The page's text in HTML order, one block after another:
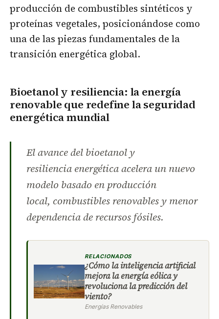
producción de combustibles sintéticos y
proteínas vegetales, posicionándose como
una de las piezas fundamentales de la
transición energética global.
Bioetanol y resiliencia: la energía
renovable que redefine la seguridad
energética mundial
El avance del bioetanol y
resiliencia energética acelera un nuevo
modelo basado en producción
local, combustibles renovables y menor
dependencia de recursos fósiles.
RELACIONADOS
¿Cómo la inteligencia artificial
mejora la energía eólica y
revoluciona la predicción del
viento?
Energías Renovables